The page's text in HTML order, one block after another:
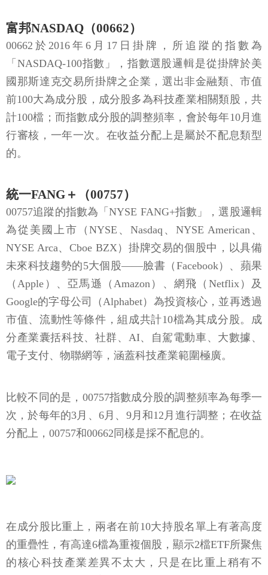
富邦NASDAQ（00662）
00662於2016年6月17日掛牌，所追蹤的指數為
「NASDAQ-100指數」，指數選股邏輯是從掛牌於美
國那斯達克交易所掛牌之企業，選出非金融類、市值
前100大為成分股，成分股多為科技產業相關類股，共
計100檔；而指數成分股的調整頻率，會於每年10月進
行審核，一年一次。在收益分配上是屬於不配息類型
的。
統一FANG＋（00757）
00757追蹤的指數為「NYSE FANG+指數」，選股邏輯
為從美國上市（NYSE、Nasdaq、NYSE American、
NYSE Arca、Cboe BZX）掛牌交易的個股中，以具備
未來科技趨勢的5大個股——臉書（Facebook）、蘋果
（Apple）、亞馬遜（Amazon）、網飛（Netflix）及
Google的字母公司（Alphabet）為投資核心，並再透過
市值、流動性等條件，組成共計10檔為其成分股。成
分產業囊括科技、社群、AI、自駕電動車、大數據、
電子支付、物聯網等，涵蓋科技產業範圍極廣。
比較不同的是，00757指數成分股的調整頻率為每季一
次，於每年的3月、6月、9月和12月進行調整；在收益
分配上，00757和00662同樣是採不配息的。
在成分股比重上，兩者在前10大持股名單上有著高度
的重疊性，有高達6檔為重複個股，顯示2檔ETF所聚焦
的核心科技產業差異不太大，只是在比重上稍有不